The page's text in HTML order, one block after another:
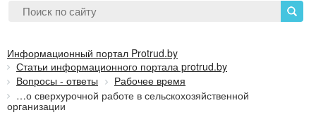
Информационный портал Protrud.by
Статьи информационного портала protrud.by
Вопросы - ответы
Рабочее время
…о сверхурочной работе в сельскохозяйственной
организации